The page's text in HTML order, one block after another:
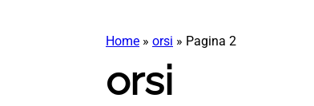
Home » orsi » Pagina 2
orsi